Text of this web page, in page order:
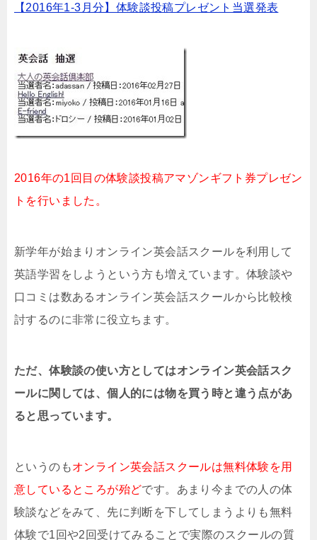
【2016年1-3月分】体験談投稿プレゼント当選発表
2016年の1回目の体験談投稿アマゾンギフト券プレゼン
トを行いました。
新学年が始まりオンライン英会話スクールを利用して
英語学習をしようという方も増えています。体験談や
口コミは数あるオンライン英会話スクールから比較検
討するのに非常に役立ちます。
ただ、体験談の使い方としてはオンライン英会話スク
ールに関しては、個人的には物を買う時と違う点があ
ると思っています。
というのもオンライン英会話スクールは無料体験を用
意しているところが殆どです。あまり今までの人の体
験談などをみて、先に判断を下してしまうよりも無料
体験で1回や2回受けてみることで実際のスクールの質